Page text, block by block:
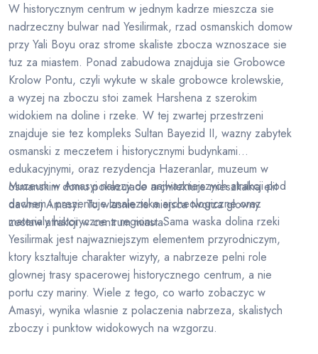
W historycznym centrum w jednym kadrze mieszcza sie
nadrzeczny bulwar nad Yesilirmak, rzad osmanskich domow
przy Yali Boyu oraz strome skaliste zbocza wznoszace sie
tuz za miastem. Ponad zabudowa znajduja sie Grobowce
Krolow Pontu, czyli wykute w skale grobowce krolewskie,
a wyzej na zboczu stoi zamek Harshena z szerokim
widokiem na doline i rzeke. W tej zwartej przestrzeni
znajduje sie tez kompleks Sultan Bayezid II, wazny zabytek
osmanski z meczetem i historycznymi budynkami
edukacyjnymi, oraz rezydencja Hazeranlar, muzeum w
osmanskim domu pokazujace architekture mieszkalna elit
dawnej Amasyi. To wlasnie te miejsca tworza glowny
zestaw atrakcji w centrum miasta.
Muzeum w Amasyi nalezy do najwazniejszych atrakcji pod
dachem i prezentuje znaleziska archeologiczne oraz
materialy historyczne z regionu. Sama waska dolina rzeki
Yesilirmak jest najwazniejszym elementem przyrodniczym,
ktory ksztaltuje charakter wizyty, a nabrzeze pelni role
glownej trasy spacerowej historycznego centrum, a nie
portu czy mariny. Wiele z tego, co warto zobaczyc w
Amasyi, wynika wlasnie z polaczenia nabrzeza, skalistych
zboczy i punktow widokowych na wzgorzu.